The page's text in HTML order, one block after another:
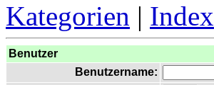
Kategorien | Index
Benutzer
Benutzername: